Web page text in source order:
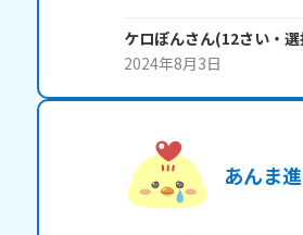
ケロぽんさん(12さい・
2024年8月3日
あんま